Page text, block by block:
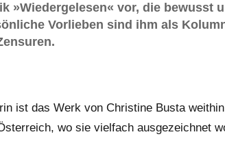
»Wiedergelesen« vor, die bewusst
Vorlieben sind ihm als
ist das Werk von Christine Busta
wo sie vielfach ausgezeichnet